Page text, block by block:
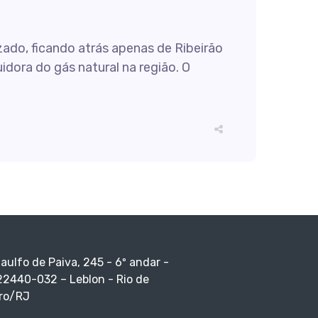
ficando atrás apenas de Ribeirão
do gás natural na região. O
de Paiva, 245 - 6º andar -
032 – Leblon - Rio de
RJ